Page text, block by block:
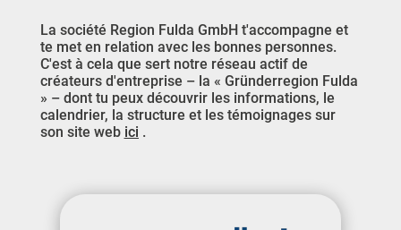
La société Region Fulda GmbH t'accompagne et
te met en relation avec les bonnes personnes.
C'est à cela que sert notre réseau actif de
créateurs d'entreprise – la « Gründerregion Fulda
» – dont tu peux découvrir les informations, le
calendrier, la structure et les témoignages sur
son site web ici .